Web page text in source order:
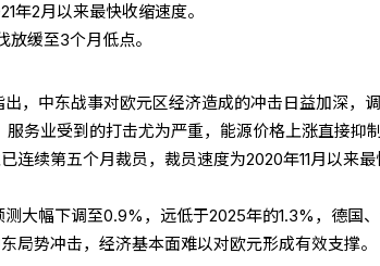
年2月以来最快收缩速度。
缓至3个月低点。
，中东战事对欧元区经济造成的冲击日益加深，
务业受到的打击尤为严重，能源价格上涨直接抑
续第五个月裁员，裁员速度为2020年11月以来最
大幅下调至0.9%，远低于2025年的1.3%，德国
局势冲击，经济基本面难以对欧元形成有效支撑。